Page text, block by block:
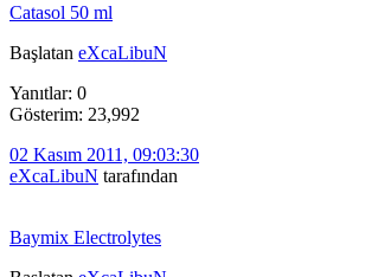
Catasol 50 ml
Başlatan eXcaLibuN
Yanıtlar: 0
Gösterim: 23,992
02 Kasım 2011, 09:03:30
eXcaLibuN tarafından
Baymix Electrolytes